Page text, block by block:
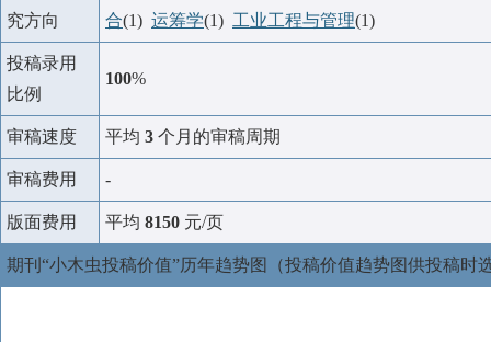
究方向
合(1) 运筹学(1) 工业工程与管理(1)
投稿录用
比例
100%
审稿速度 平均 3 个月的审稿周期
审稿费用 -
版面费用 平均 8150 元/页
期刊“小木虫投稿价值”历年趋势图（投稿价值趋势图供投稿时